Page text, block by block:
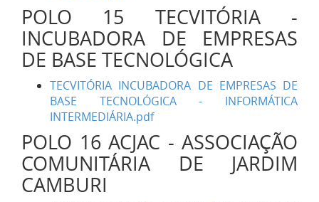
POLO 15 TECVITÓRIA -
INCUBADORA DE EMPRESAS
DE BASE TECNOLÓGICA
TECVITÓRIA INCUBADORA DE EMPRESAS DE
BASE TECNOLÓGICA - INFORMÁTICA
INTERMEDIÁRIA.pdf
POLO 16 ACJAC - ASSOCIAÇÃO
COMUNITÁRIA DE JARDIM
CAMBURI